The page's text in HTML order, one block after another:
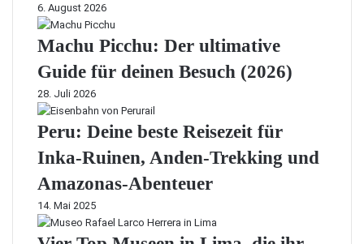
6. August 2026
Machu Picchu: Der ultimative
Guide für deinen Besuch (2026)
28. Juli 2026
Peru: Deine beste Reisezeit für
Inka-Ruinen, Anden-Trekking und
Amazonas-Abenteuer
14. Mai 2025